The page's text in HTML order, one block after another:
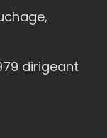
dirigeant